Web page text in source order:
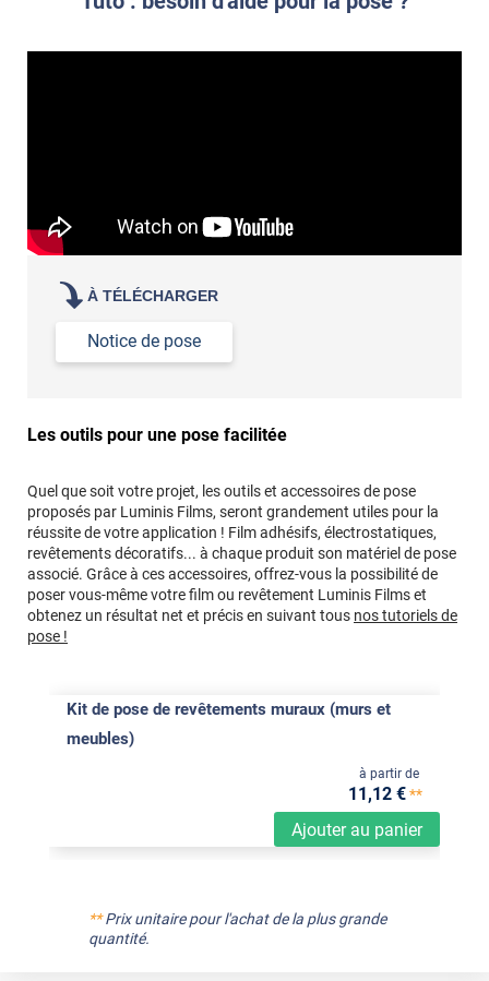
À TÉLÉCHARGER
Notice de pose
Les outils pour une pose facilitée
Quel que soit votre projet, les outils et accessoires de pose
proposés par Luminis Films, seront grandement utiles pour la
réussite de votre application ! Film adhésifs, électrostatiques,
revêtements décoratifs... à chaque produit son matériel de pose
associé. Grâce à ces accessoires, offrez-vous la possibilité de
poser vous-même votre film ou revêtement Luminis Films et
obtenez un résultat net et précis en suivant tous nos tutoriels de
pose !
Kit de pose de revêtements muraux (murs et
meubles)
Ajouter au panier
à partir de
11 ,12 €**
**Prix unitaire pour l'achat de la plus grande
quantité.